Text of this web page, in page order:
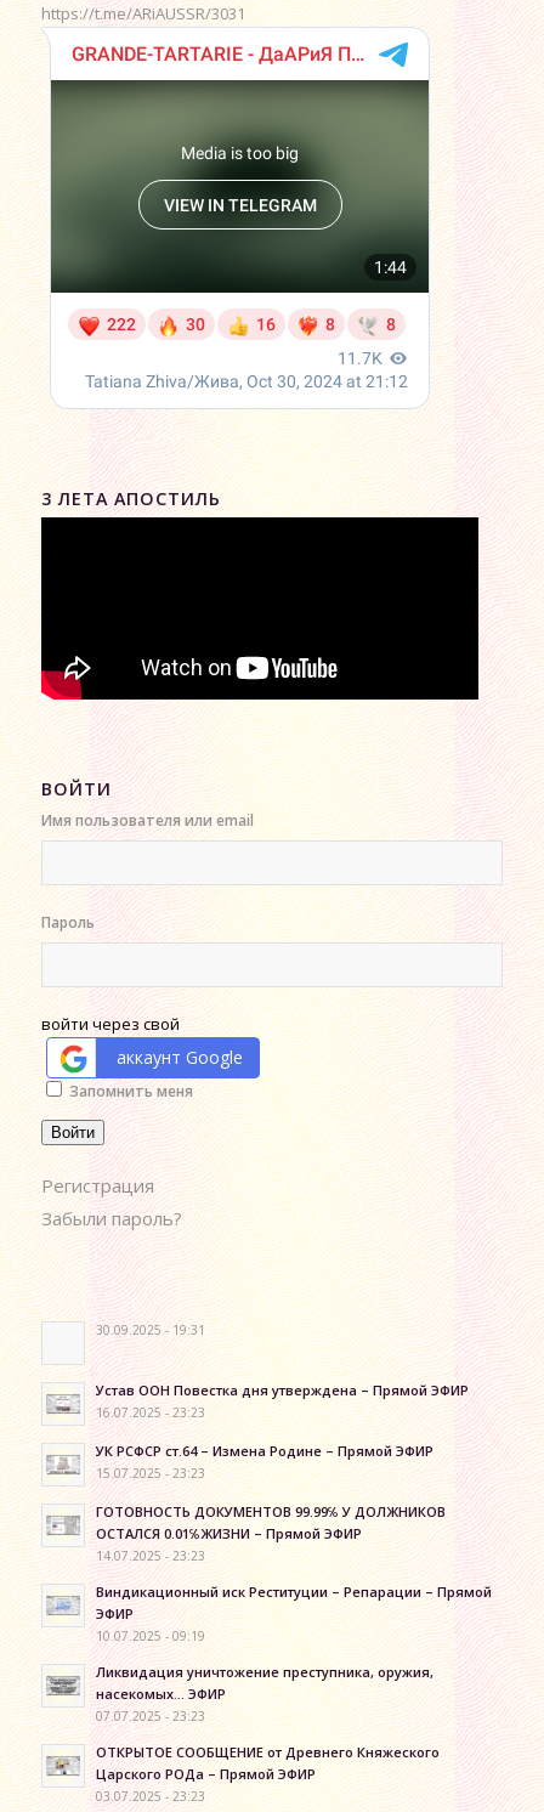
https://t.me/ARiAUSSR/3031
3 ЛЕТА АПОСТИЛЬ
ВОЙТИ
Имя пользователя или email
Пароль
войти через свой
аккаунт Google
Alternative:
Запомнить меня
Войти
Регистрация
Забыли пароль?
30.09.2025 - 19:31
Устав ООН Повестка дня утверждена – Прямой ЭФИР
16.07.2025 - 23:23
УК РСФСР ст.64 – Измена Родине – Прямой ЭФИР
15.07.2025 - 23:23
ГОТОВНОСТЬ ДОКУМЕНТОВ 99.99℅ У ДОЛЖНИКОВ
ОСТАЛСЯ 0.01℅ЖИЗНИ – Прямой ЭФИР
14.07.2025 - 23:23
Виндикационный иск Реституции – Репарации – Прямой
ЭФИР
10.07.2025 - 09:19
Ликвидация уничтожение преступника, оружия,
насекомых… ЭФИР
07.07.2025 - 23:23
ОТКРЫТОЕ СООБЩЕНИЕ от Древнего Княжеского
Царского РОДа – Прямой ЭФИР
03.07.2025 - 23:23